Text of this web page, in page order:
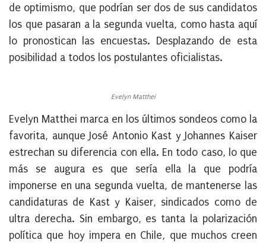
de optimismo, que podrían ser dos de sus candidatos
los que pasaran a la segunda vuelta, como hasta aquí
lo pronostican las encuestas. Desplazando de esta
posibilidad a todos los postulantes oficialistas.
Evelyn Matthei
Evelyn Matthei marca en los últimos sondeos como la
favorita, aunque José Antonio Kast y Johannes Kaiser
estrechan su diferencia con ella. En todo caso, lo que
más se augura es que sería ella la que podría
imponerse en una segunda vuelta, de mantenerse las
candidaturas de Kast y Kaiser, sindicados como de
ultra derecha. Sin embargo, es tanta la polarización
política que hoy impera en Chile, que muchos creen